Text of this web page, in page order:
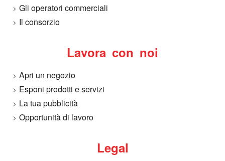
Gli operatori commerciali
Il consorzio
Lavora con noi
Apri un negozio
Esponi prodotti e servizi
La tua pubblicità
Opportunità di lavoro
Legal